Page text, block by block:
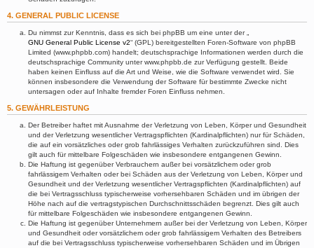
4. GENERAL PUBLIC LICENSE
Du nimmst zur Kenntnis, dass es sich bei phpBB um eine unter der „
GNU General Public License v2“ (GPL) bereitgestellten Foren-Software von phpBB
Limited (www.phpbb.com) handelt; deutschsprachige Informationen werden durch die
deutschsprachige Community unter www.phpbb.de zur Verfügung gestellt. Beide
haben keinen Einfluss auf die Art und Weise, wie die Software verwendet wird. Sie
können insbesondere die Verwendung der Software für bestimmte Zwecke nicht
untersagen oder auf Inhalte fremder Foren Einfluss nehmen.
5. GEWÄHRLEISTUNG
Der Betreiber haftet mit Ausnahme der Verletzung von Leben, Körper und Gesundheit
und der Verletzung wesentlicher Vertragspflichten (Kardinalpflichten) nur für Schäden,
die auf ein vorsätzliches oder grob fahrlässiges Verhalten zurückzuführen sind. Dies
gilt auch für mittelbare Folgeschäden wie insbesondere entgangenen Gewinn.
Die Haftung ist gegenüber Verbrauchern außer bei vorsätzlichem oder grob
fahrlässigem Verhalten oder bei Schäden aus der Verletzung von Leben, Körper und
Gesundheit und der Verletzung wesentlicher Vertragspflichten (Kardinalpflichten) auf
die bei Vertragsschluss typischerweise vorhersehbaren Schäden und im übrigen der
Höhe nach auf die vertragstypischen Durchschnittsschäden begrenzt. Dies gilt auch
für mittelbare Folgeschäden wie insbesondere entgangenen Gewinn.
Die Haftung ist gegenüber Unternehmern außer bei der Verletzung von Leben, Körper
und Gesundheit oder vorsätzlichem oder grob fahrlässigem Verhalten des Betreibers
auf die bei Vertragsschluss typischerweise vorhersehbaren Schäden und im Übrigen